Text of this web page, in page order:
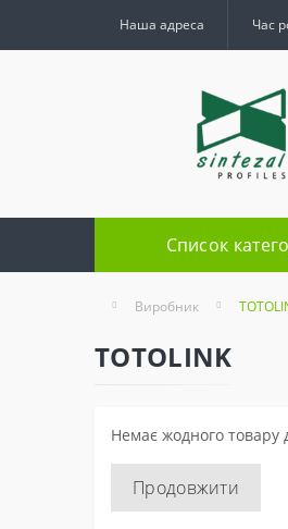
Наша адреса Час
Список
Виробник
TOTOLINK
Немає жодного товару
Продовжити